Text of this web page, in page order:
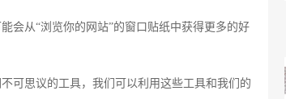
从“浏览你的网站”的窗口贴纸中获得更多的好
思议的工具，我们可以利用这些工具和我们的